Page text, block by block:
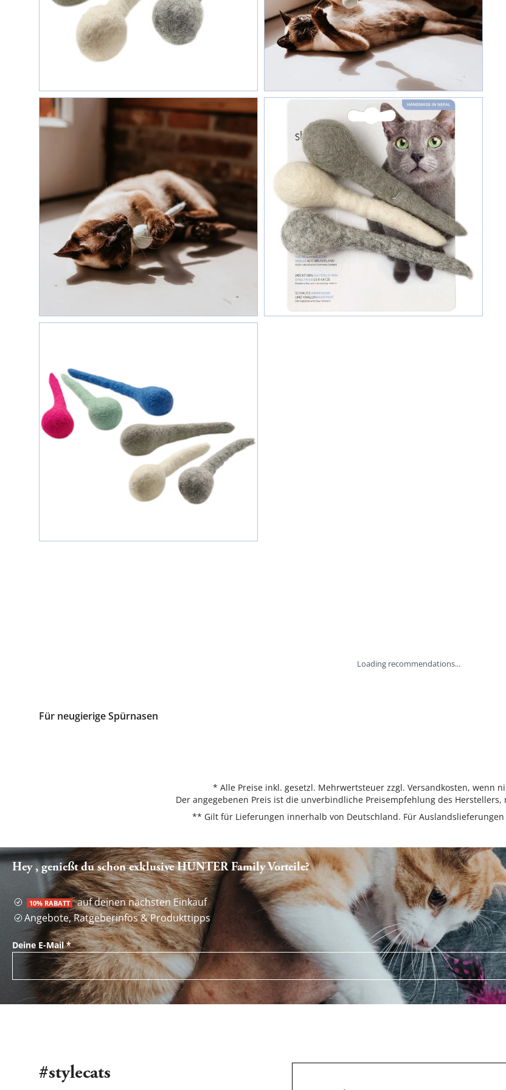
Loading recommendations...
Für neugierige Spürnasen
* Alle Preise inkl. gesetzl. Mehrwertsteuer zzgl. Versandkosten, wenn
Der angegebenen Preis ist die unverbindliche Preisempfehlung des
** Gilt für Lieferungen innerhalb von Deutschland. Für Auslandslieferungen
Hey , genießt du schon exklusive HUNTER Family Vorteile?
10% RABATT auf deinen nächsten Einkauf
Angebote, Ratgeberinfos & Produkttipps
Deine E-Mail*
#stylecats